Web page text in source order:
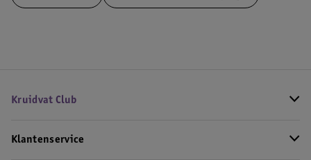
Kruidvat Club
Klantenservice